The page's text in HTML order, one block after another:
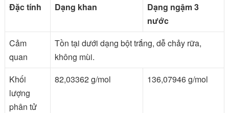
Đặc tính Dạng khan
Dạng ngậm 3
nước
Cảm
quan
Tồn tại dưới dạng bột trắng, dễ chảy rữa,
không mùi.
Khối
lượng
phân tử
82,03362 g/mol 136,07946 g/mol